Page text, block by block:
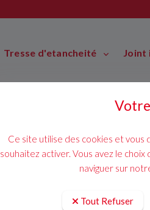
Tresse d'etancheité Joint
Ce site utilise des cookies et vous
souhaitez activer. Vous avez le
naviguer sur
Tout Refuser